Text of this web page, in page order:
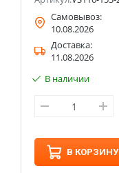
Самовывоз:
10.08.2026
Доставка:
11.08.2026
В наличии
В КОРЗИНУ